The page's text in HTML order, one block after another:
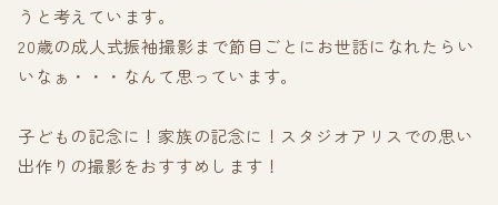
うと考えています。
20歳の成人式振袖撮影まで節目ごとにお世話になれたらい
いなぁ・・・なんて思っています。
子どもの記念に！家族の記念に！スタジオアリスでの思い
出作りの撮影をおすすめします！